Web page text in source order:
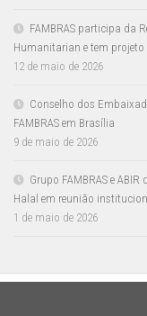
FAMBRAS participa da
Humanitarian e tem
12 de maio de 2026
Conselho dos
FAMBRAS em Brasília
9 de maio de 2026
Grupo FAMBRAS e
Halal em reunião
1 de maio de 2026